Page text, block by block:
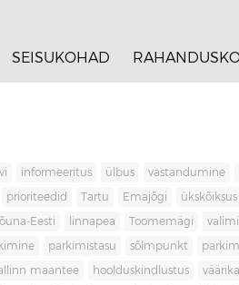
SEISUKOHAD
informeeritus ülbus vastandumine
prioriteedid Tartu Emajõgi ükskõiksus
Lõuna-Eesti linnapea Toomemägi
parkimistasu sõlmpunkt
maantee hoolduskindlustus